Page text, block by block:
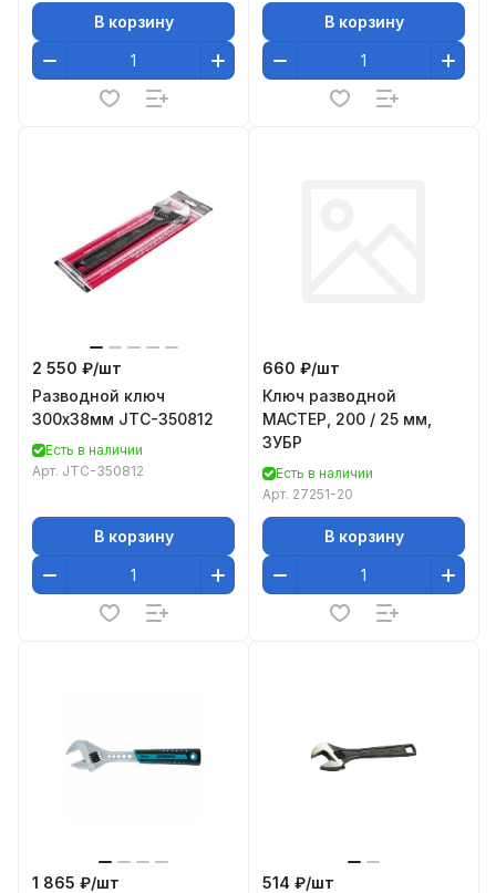
В корзину В корзину
2 550 ₽/шт
Разводной ключ
300х38мм JTC-350812
Есть в наличии
Арт. JTC-350812
В корзину
660 ₽/шт
Ключ разводной
МАСТЕР, 200 / 25 мм,
ЗУБР
Есть в наличии
Арт. 27251-20
В корзину
1 865 ₽/шт
514 ₽/шт